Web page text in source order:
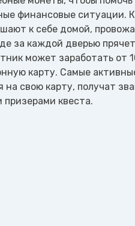
финансовые ситуации.
к себе домой,
за каждой дверью
может заработать от
карту. Самые
на свою карту, получат
квеста.